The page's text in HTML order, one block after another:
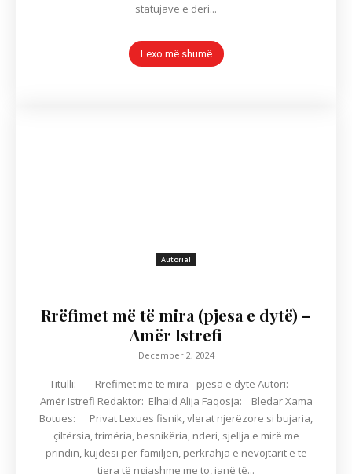
statujave e deri...
Lexo më shumë
Autorial
Rrëfimet më të mira (pjesa e dytë) –
Amër Istrefi
December 2, 2024
Titulli: Rrëfimet më të mira - pjesa e dytë Autori:
Amër Istrefi Redaktor: Elhaid Alija Faqosja: Bledar Xama
Botues: Privat Lexues fisnik, vlerat njerëzore si bujaria,
çiltërsia, trimëria, besnikëria, nderi, sjellja e mirë me
prindin, kujdesi për familjen, përkrahja e nevojtarit e të
tjera të ngjashme me to, janë të...